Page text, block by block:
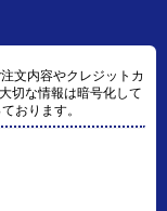
文内容やクレジットカ
切な情報は暗号化して
おります。